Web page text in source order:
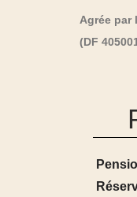
Agrée par
(DF